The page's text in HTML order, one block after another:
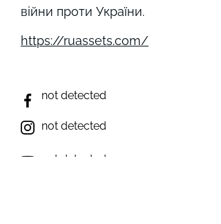
війни проти України.
https://ruassets.com/
not detected
not detected
not detected